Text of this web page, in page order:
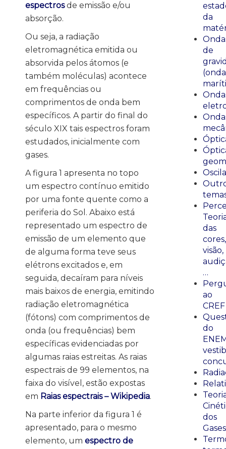
espectrosde emissão e/ou
absorção.
Ou seja, a radiação
eletromagnética emitida ou
absorvida pelos átomos (e
também moléculas) acontece
em frequências ou
comprimentos de onda bem
específicos. A partir do final do
século XIX tais espectros foram
estudados, inicialmente com
gases.
A figura 1 apresenta no topo
um espectro contínuo emitido
por uma fonte quente como a
periferia do Sol. Abaixo está
representado um espectro de
emissão de um elemento que
de alguma forma teve seus
elétrons excitados e, em
seguida, decaíram para níveis
mais baixos de energia, emitindo
radiação eletromagnética
(fótons) com comprimentos de
onda (ou frequências) bem
específicas evidenciadas por
algumas raias estreitas. As raias
espectrais de 99 elementos, na
faixa do visível, estão expostas
em Raias espectrais – Wikipedia.
Na parte inferior da figura 1 é
apresentado, para o mesmo
elemento, um espectro de
da
de
das
cores,
visão,
…
ao
CREF
do
dos
Gases